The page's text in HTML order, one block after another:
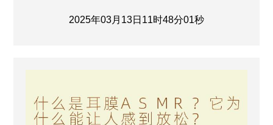
2025年03月13日11时48分01秒